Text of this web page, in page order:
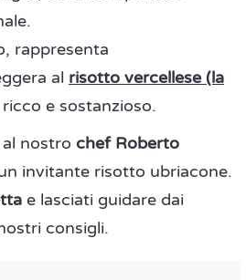
rappresenta
al risotto vercellese (la
e sostanzioso.
nostro chef Roberto
invitante risotto ubriacone.
e lasciati guidare dai
consigli.